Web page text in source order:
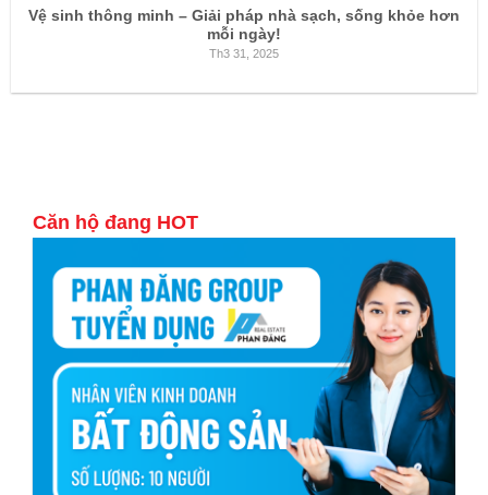
Vệ sinh thông minh – Giải pháp nhà sạch, sống khỏe hơn
mỗi ngày!
Th3 31, 2025
Căn hộ đang HOT